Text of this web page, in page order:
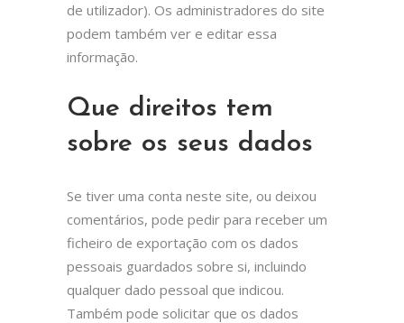
de utilizador). Os administradores do site
podem também ver e editar essa
informação.
Que direitos tem
sobre os seus dados
Se tiver uma conta neste site, ou deixou
comentários, pode pedir para receber um
ficheiro de exportação com os dados
pessoais guardados sobre si, incluindo
qualquer dado pessoal que indicou.
Também pode solicitar que os dados